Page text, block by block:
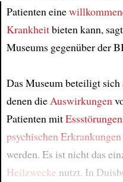
Article
Patienten eine
Krankheitbieten kann,
Museums gegenüber der
Das Museum beteiligt
denen dieAuswirkungen
Patienten mitEssstörungen
psychischen Erkrankungen
werden. Es ist nicht das
Heilzwecke nutzt. In